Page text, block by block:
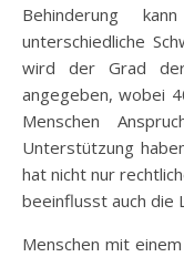
Behinderung
unterschiedliche
wird der Grad
angegeben, wobei
Menschen
Unterstützung
hat nicht nur
beeinflusst auch die
Menschen mit